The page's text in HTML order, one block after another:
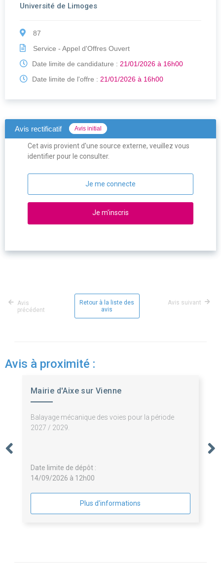
Université de Limoges
87
Service - Appel d'Offres Ouvert
Date limite de candidature : 21/01/2026 à 16h00
Date limite de l'offre : 21/01/2026 à 16h00
Avis rectificatif Avis initial
Cet avis provient d'une source externe, veuillez vous
identifier pour le consulter.
Je me connecte
Je m'inscris
Avis
précédent
Retour à la liste des
avis
Avis suivant
Avis à proximité :
Mairie d'Aixe sur Vienne
Balayage mécanique des voies pour la période
2027 / 2029.
Date limite de dépôt :
14/09/2026 à 12h00
Plus d'informations